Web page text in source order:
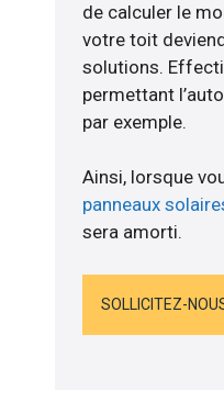
de calculer le
votre toit
solutions.
permettant
par exemple.
Ainsi, lorsque
panneaux
sera amorti.
SOLLICITEZ-